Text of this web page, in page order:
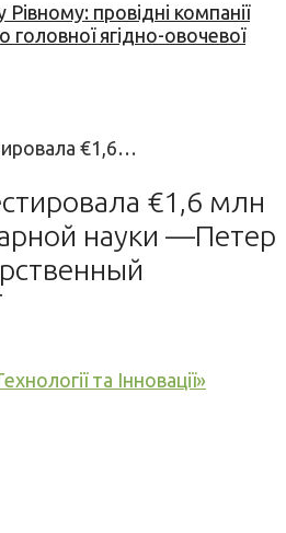
провідні компанії
головної ягідно-овочевої
€1,6…
€1,6 млн
науки —Петер
та Інновації»